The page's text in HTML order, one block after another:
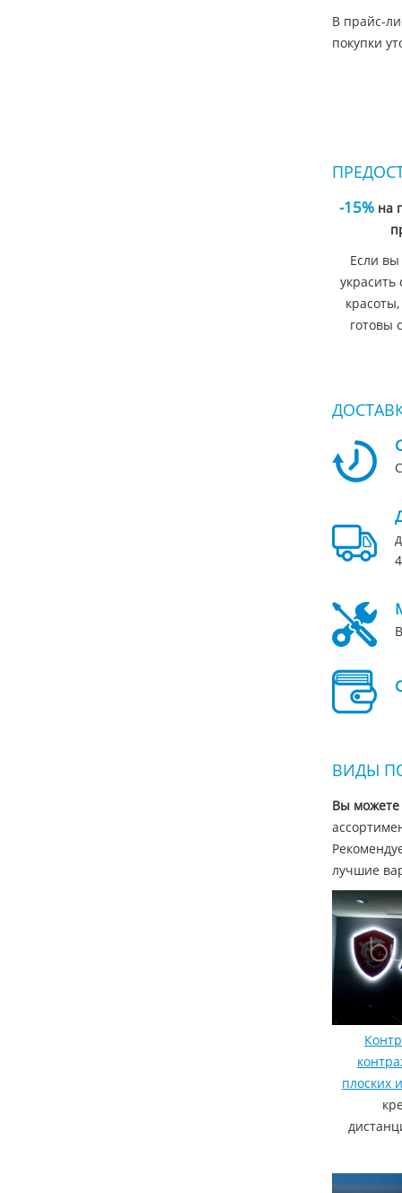
В прайс-
покупки
-15%на
Если вы
украсить
готовы
ВИДЫ
Вы можете
лучшие
плоских